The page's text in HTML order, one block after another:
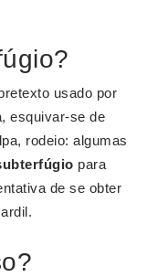
usado por
esquivar-se de
rodeio: algumas
para
de se obter